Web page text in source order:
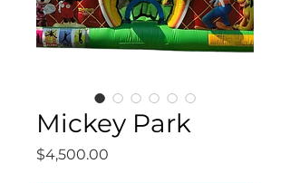
Mickey Park
$4,500.00